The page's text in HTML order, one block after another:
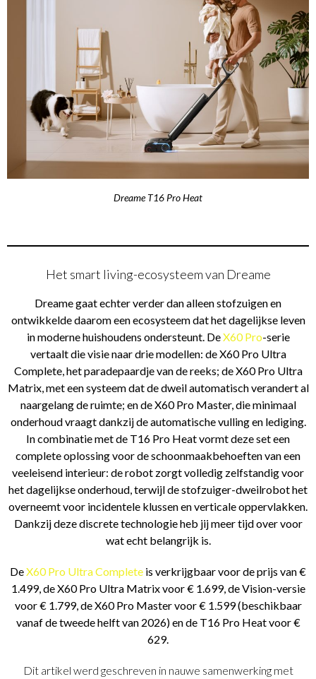
Dreame T16 Pro Heat
Het smart living-ecosysteem van Dreame
Dreame gaat echter verder dan alleen stofzuigen en
ontwikkelde daarom een ecosysteem dat het dagelijkse leven
in moderne huishoudens ondersteunt. DeX60 Pro-serie
vertaalt die visie naar drie modellen: de X60 Pro Ultra
Complete, het paradepaardje van de reeks; de X60 Pro Ultra
Matrix, met een systeem dat de dweil automatisch verandert al
naargelang de ruimte; en de X60 Pro Master, die minimaal
onderhoud vraagt dankzij de automatische vulling en lediging.
In combinatie met de T16 Pro Heat vormt deze set een
complete oplossing voor de schoonmaakbehoeften van een
veeleisend interieur: de robot zorgt volledig zelfstandig voor
het dagelijkse onderhoud, terwijl de stofzuiger-dweilrobot het
overneemt voor incidentele klussen en verticale oppervlakken.
Dankzij deze discrete technologie heb jij meer tijd over voor
wat echt belangrijk is.
DeX60 Pro Ultra Complete is verkrijgbaar voor de prijs van €
1.499, de X60 Pro Ultra Matrix voor € 1.699, de Vision-versie
voor € 1.799, de X60 Pro Master voor € 1.599 (beschikbaar
vanaf de tweede helft van 2026) en de T16 Pro Heat voor €
629.
Dit artikel werd geschreven in nauwe samenwerking met